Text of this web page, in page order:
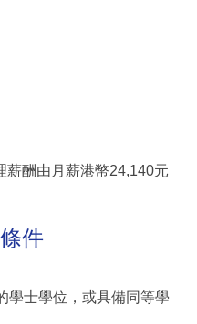
薪酬由月薪港幣24,140元
件
學士學位，或具備同等學